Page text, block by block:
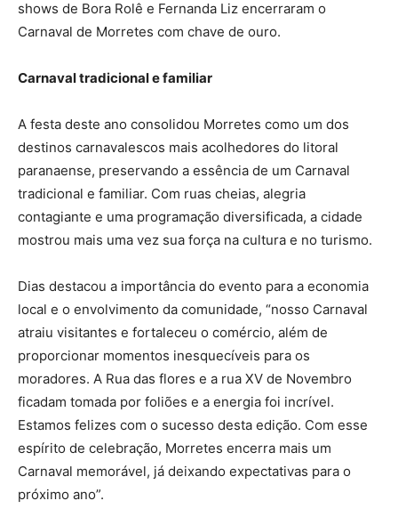
shows de Bora Rolê e Fernanda Liz encerraram o
Carnaval de Morretes com chave de ouro.
Carnaval tradicional e familiar
A festa deste ano consolidou Morretes como um dos
destinos carnavalescos mais acolhedores do litoral
paranaense, preservando a essência de um Carnaval
tradicional e familiar. Com ruas cheias, alegria
contagiante e uma programação diversificada, a cidade
mostrou mais uma vez sua força na cultura e no turismo.
Dias destacou a importância do evento para a economia
local e o envolvimento da comunidade, “nosso Carnaval
atraiu visitantes e fortaleceu o comércio, além de
proporcionar momentos inesquecíveis para os
moradores. A Rua das flores e a rua XV de Novembro
ficadam tomada por foliões e a energia foi incrível.
Estamos felizes com o sucesso desta edição. Com esse
espírito de celebração, Morretes encerra mais um
Carnaval memorável, já deixando expectativas para o
próximo ano”.